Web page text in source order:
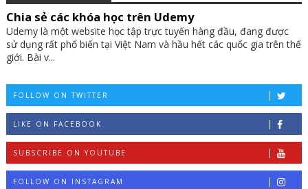
Chia sẻ các khóa học trên Udemy
Udemy là một website học tập trực tuyến hàng đầu, đang được
sử dụng rất phổ biến tại Việt Nam và hầu hết các quốc gia trên thế
giới. Bài v...
FOLLOW ON TWITTER
LIKE ON FACEBOOK
SUBSCRIBE ON YOUTUBE
FOLLOW ON INSTAGRAM